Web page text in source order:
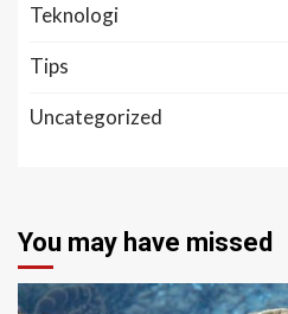
Teknologi
Tips
Uncategorized
You may have missed